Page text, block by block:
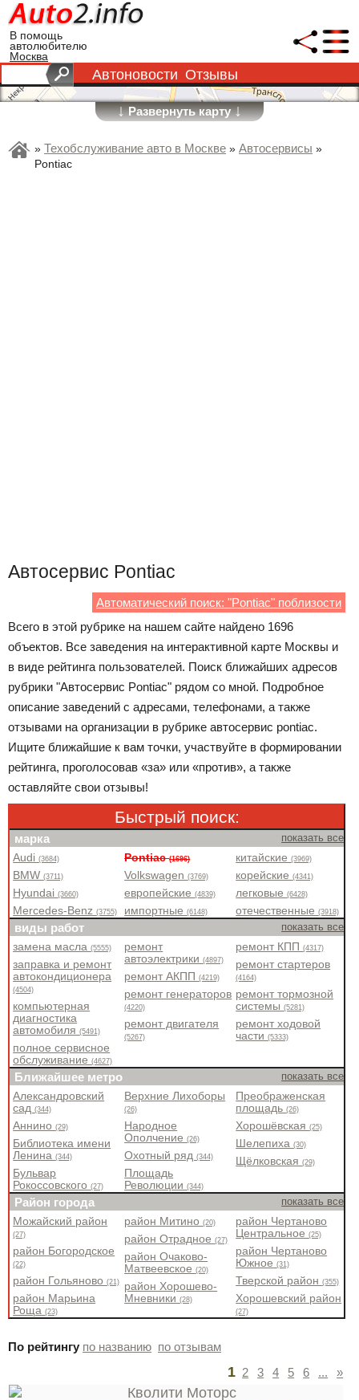
В помощь
автолюбителю
Москва
Автоновости Отзывы
↓Развернуть карту↓
» Техобслуживание авто в Москве » Автосервисы »
Pontiac
Автосервис Pontiac
Автоматический поиск: "Pontiac" поблизости
Всего в этой рубрике на нашем сайте найдено 1696
объектов. Все заведения на интерактивной карте Москвы и
в виде рейтинга пользователей. Поиск ближайших адресов
рубрики "Автосервис Pontiac" рядом со мной. Подробное
описание заведений с адресами, телефонами, а также
отзывами на организации в рубрике автосервис pontiac.
Ищите ближайшие к вам точки, участвуйте в формировании
рейтинга, проголосовав «за» или «против», а также
оставляйте свои отзывы!
Быстрый поиск:
марка показать все
Audi(3684)
BMW(3711)
Hyundai(3660)
Mercedes-Benz(3755)
Pontiac(1696)
Volkswagen(3769)
европейские(4839)
импортные(6148)
китайские(3969)
корейские(4341)
легковые(6428)
отечественные(3918)
виды работ показать все
замена масла(5555)
заправка и ремонт
автокондиционера
(4504)
компьютерная
диагностика
автомобиля(5491)
полное сервисное
обслуживание(4627)
ремонт
автоэлектрики(4897)
ремонт АКПП(4219)
ремонт генераторов
(4220)
ремонт двигателя
(5267)
ремонт КПП(4317)
ремонт стартеров
(4164)
ремонт тормозной
системы(5281)
ремонт ходовой
части(5333)
Ближайшее метро показать все
Александровский
сад(344)
Аннино(29)
Библиотека имени
Ленина(344)
Бульвар
Рокоссовского(27)
Верхние Лихоборы
(26)
Народное
Ополчение(26)
Охотный ряд(344)
Площадь
Революции(344)
Преображенская
площадь(26)
Хорошёвская(25)
Шелепиха(30)
Щёлковская(29)
Район города показать все
Можайский район
(27)
район Богородское
(22)
район Гольяново(21)
район Марьина
Роща(23)
район Митино(20)
район Отрадное(27)
район Очаково-
Матвеевское(20)
район Хорошево-
Мневники(28)
район Чертаново
Центральное(25)
район Чертаново
Южное(31)
Тверской район(355)
Хорошевский район
(27)
По рейтингу по названию по отзывам
1 2 3 4 5 6 ... »